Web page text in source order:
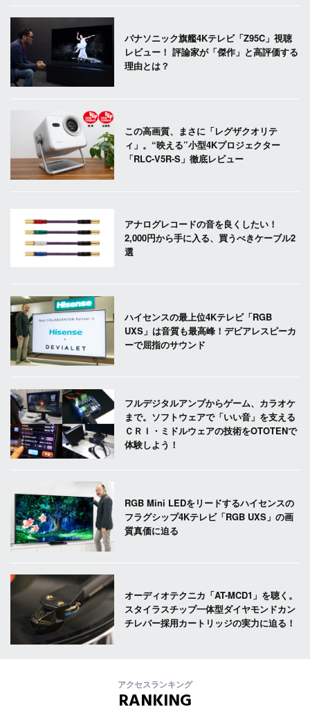
パナソニック旗艦4Kテレビ「Z95C」視聴
レビュー！ 評論家が「傑作」と高評価する
理由とは？
この高画質、まさに「レグザクオリテ
ィ」。“映える”小型4Kプロジェクター
「RLC-V5R-S」徹底レビュー
アナログレコードの音を良くしたい！
2,000円から手に入る、買うべきケーブル2
選
ハイセンスの最上位4Kテレビ「RGB
UXS」は音質も最高峰！デビアレスピーカ
ーで屈指のサウンド
フルデジタルアンプからゲーム、カラオケ
まで。ソフトウェアで「いい音」を支える
ＣＲＩ・ミドルウェアの技術をOTOTENで
体験しよう！
RGB Mini LEDをリードするハイセンスの
フラグシップ4Kテレビ「RGB UXS」の画
質真価に迫る
オーディオテクニカ「AT-MCD1」を聴く。
スタイラスチップ一体型ダイヤモンドカン
チレバー採用カートリッジの実力に迫る！
アクセスランキング
RANKING